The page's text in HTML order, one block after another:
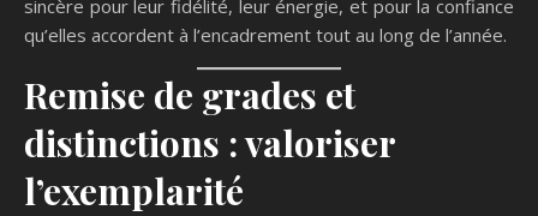
sincère pour leur fidélité, leur énergie, et pour la confiance
qu’elles accordent à l’encadrement tout au long de l’année.
Remise de grades et
distinctions : valoriser
l’exemplarité